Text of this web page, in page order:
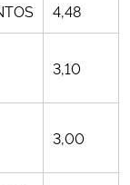
4,48
3,10
3,00